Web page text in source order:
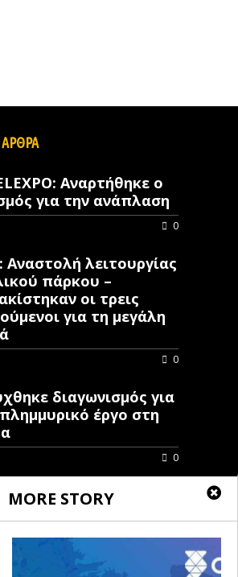
MORE STORY
Αναρτήθηκε ο
για την ανάπλαση
0
Αναστολή λειτουργίας
πάρκου –
οι τρεις
για τη μεγάλη
0
διαγωνισμός για
έργο στη
0